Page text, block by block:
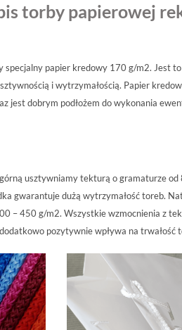
torby papierowej
specjalny papier kredowy 170 g/m2. Jest
i wytrzymałością. Papier
jest dobrym podłożem do wykonania
usztywniamy tekturą o gramaturze
gwarantuje dużą wytrzymałość toreb.
– 450 g/m2. Wszystkie wzmocnienia z
pozytywnie wpływa na trwałość